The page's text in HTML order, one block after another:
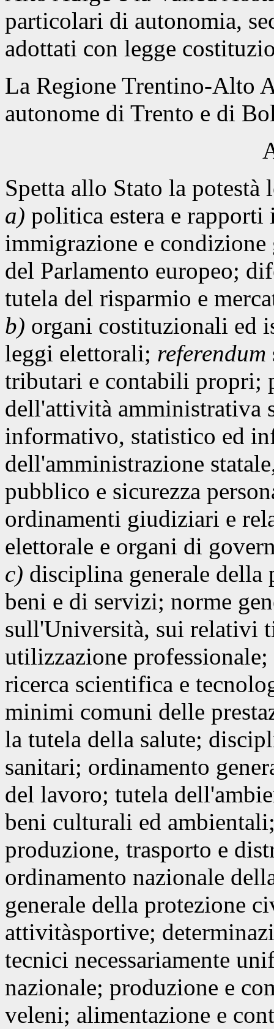
particolari di autonomia,
adottati con legge
La Regione Trentino-Alto
autonome di Trento e di
Spetta allo Stato la
a) politica estera e
immigrazione e
del Parlamento europeo;
tutela del risparmio e
b) organi costituzionali ed
leggi elettorali; referendum
tributari e contabili propri;
dell'attività amministrativa
informativo, statistico ed
dell'amministrazione
pubblico e sicurezza
ordinamenti giudiziari e
elettorale e organi di
c) disciplina generale della
beni e di servizi; norme
sull'Università, sui relativi
utilizzazione
ricerca scientifica e
minimi comuni delle
la tutela della salute;
sanitari; ordinamento
del lavoro; tutela
beni culturali ed
produzione, trasporto e
ordinamento nazionale
generale della protezione
attivitàsportive;
tecnici necessariamente
nazionale; produzione e
veleni; alimentazione e